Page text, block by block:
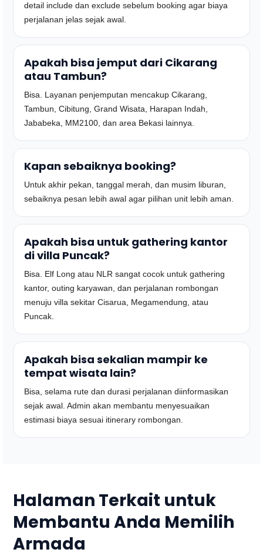
detail include dan exclude sebelum booking agar biaya
perjalanan jelas sejak awal.
Apakah bisa jemput dari Cikarang
atau Tambun?
Bisa. Layanan penjemputan mencakup Cikarang,
Tambun, Cibitung, Grand Wisata, Harapan Indah,
Jababeka, MM2100, dan area Bekasi lainnya.
Kapan sebaiknya booking?
Untuk akhir pekan, tanggal merah, dan musim liburan,
sebaiknya pesan lebih awal agar pilihan unit lebih aman.
Apakah bisa untuk gathering kantor
di villa Puncak?
Bisa. Elf Long atau NLR sangat cocok untuk gathering
kantor, outing karyawan, dan perjalanan rombongan
menuju villa sekitar Cisarua, Megamendung, atau
Puncak.
Apakah bisa sekalian mampir ke
tempat wisata lain?
Bisa, selama rute dan durasi perjalanan diinformasikan
sejak awal. Admin akan membantu menyesuaikan
estimasi biaya sesuai itinerary rombongan.
Halaman Terkait untuk
Membantu Anda Memilih
Armada